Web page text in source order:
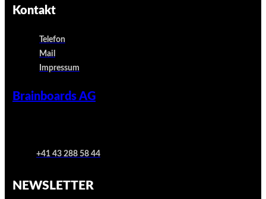
Kontakt
Telefon
Mail
Impressum
Brainboards AG
+41 43 288 58 44
NEWSLETTER